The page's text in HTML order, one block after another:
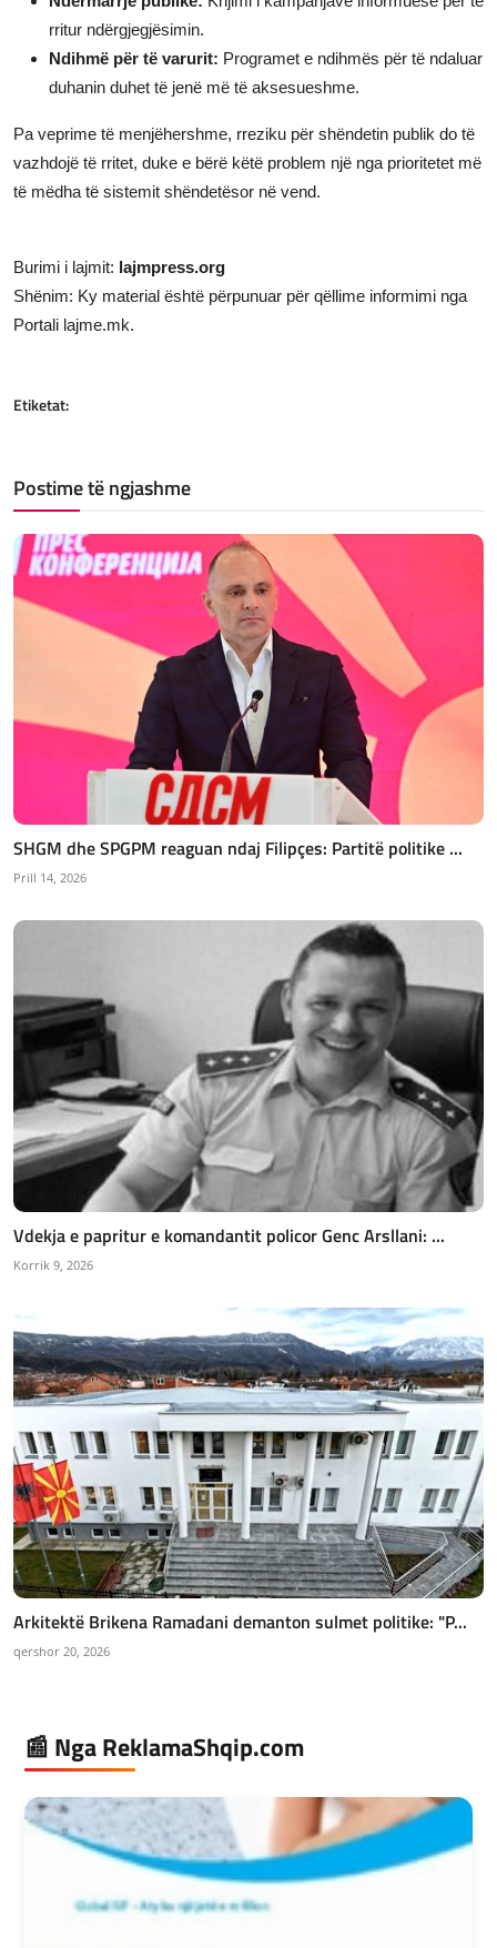
rritur ndërgjegjësimin.
Ndihmë për të varurit: Programet e ndihmës për të ndaluar
duhanin duhet të jenë më të aksesueshme.
Pa veprime të menjëhershme, rreziku për shëndetin publik do të
vazhdojë të rritet, duke e bërë këtë problem një nga prioritetet më
të mëdha të sistemit shëndetësor në vend.
Burimi i lajmit: lajmpress.org
Shënim: Ky material është përpunuar për qëllime informimi nga
Portali lajme.mk.
Etiketat:
Postime të ngjashme
SHGM dhe SPGPM reaguan ndaj Filipçes: Partitë politike ...
Prill 14, 2026
Vdekja e papritur e komandantit policor Genc Arsllani: ...
Korrik 9, 2026
Arkitektë Brikena Ramadani demanton sulmet politike: "P...
qershor 20, 2026
📰 Nga ReklamaShqip.com